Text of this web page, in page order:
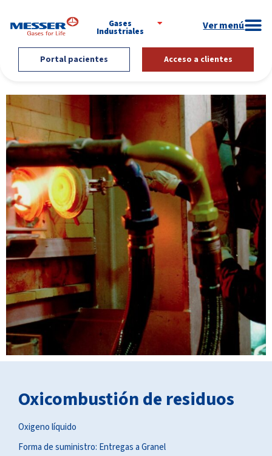
Gases
Industriales
Portal pacientes Acceso a clientes
Oxicombustión de residuos
Oxigeno líquido
Forma de suministro: Entregas a Granel